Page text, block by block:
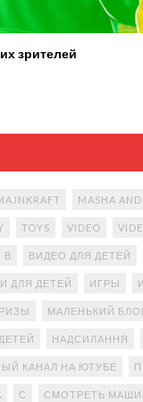
зрителей
MASHA
TOYS VIDEO
В ВИДЕО ДЛЯ ДЕТЕЙ
ДЛЯ ДЕТЕЙ ИГРЫ
МАЛЕНЬКИЙ
НАДСИЛАННЯ
КАНАЛ НА ЮТУБЕ
С СМОТРЕТЬ